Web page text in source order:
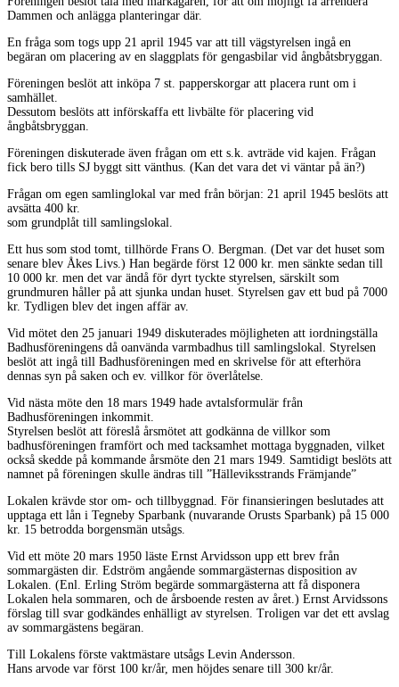
Dammen och anlägga planteringar där.
En fråga som togs upp 21 april 1945 var att till vägstyrelsen ingå en
begäran om placering av en slaggplats för gengasbilar vid ångbåtsbryggan.
Föreningen beslöt att inköpa 7 st. papperskorgar att placera runt om i
samhället.
Dessutom beslöts att införskaffa ett livbälte för placering vid
ångbåtsbryggan.
Föreningen diskuterade även frågan om ett s.k. avträde vid kajen. Frågan
fick bero tills SJ byggt sitt vänthus. (Kan det vara det vi väntar på än?)
Frågan om egen samlinglokal var med från början: 21 april 1945 beslöts att
avsätta 400 kr.
som grundplåt till samlingslokal.
Ett hus som stod tomt, tillhörde Frans O. Bergman. (Det var det huset som
senare blev Åkes Livs.) Han begärde först 12 000 kr. men sänkte sedan till
10 000 kr. men det var ändå för dyrt tyckte styrelsen, särskilt som
grundmuren håller på att sjunka undan huset. Styrelsen gav ett bud på 7000
kr. Tydligen blev det ingen affär av.
Vid mötet den 25 januari 1949 diskuterades möjligheten att iordningställa
Badhusföreningens då oanvända varmbadhus till samlingslokal. Styrelsen
beslöt att ingå till Badhusföreningen med en skrivelse för att efterhöra
dennas syn på saken och ev. villkor för överlåtelse.
Vid nästa möte den 18 mars 1949 hade avtalsformulär från
Badhusföreningen inkommit.
Styrelsen beslöt att föreslå årsmötet att godkänna de villkor som
badhusföreningen framfört och med tacksamhet mottaga byggnaden, vilket
också skedde på kommande årsmöte den 21 mars 1949. Samtidigt beslöts att
namnet på föreningen skulle ändras till ”Hälleviksstrands Främjande”
Lokalen krävde stor om- och tillbyggnad. För finansieringen beslutades att
upptaga ett lån i Tegneby Sparbank (nuvarande Orusts Sparbank) på 15 000
kr. 15 betrodda borgensmän utsågs.
Vid ett möte 20 mars 1950 läste Ernst Arvidsson upp ett brev från
sommargästen dir. Edström angående sommargästernas disposition av
Lokalen. (Enl. Erling Ström begärde sommargästerna att få disponera
Lokalen hela sommaren, och de årsboende resten av året.) Ernst Arvidssons
förslag till svar godkändes enhälligt av styrelsen. Troligen var det ett avslag
av sommargästens begäran.
Till Lokalens förste vaktmästare utsågs Levin Andersson.
Hans arvode var först 100 kr/år, men höjdes senare till 300 kr/år.